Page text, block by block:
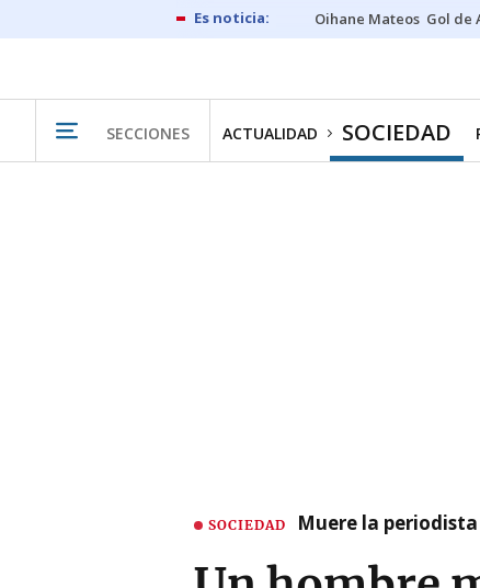
Oihane Mateos Gol de
SECCIONES ACTUALIDAD SOCIEDAD
SOCIEDAD Muere la